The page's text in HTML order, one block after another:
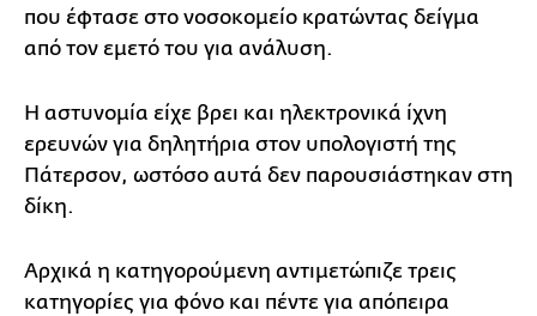
που έφτασε στο νοσοκομείο κρατώντας δείγμα
από τον εμετό του για ανάλυση.
Η αστυνομία είχε βρει και ηλεκτρονικά ίχνη
ερευνών για δηλητήρια στον υπολογιστή της
Πάτερσον, ωστόσο αυτά δεν παρουσιάστηκαν στη
δίκη.
Αρχικά η κατηγορούμενη αντιμετώπιζε τρεις
κατηγορίες για φόνο και πέντε για απόπειρα